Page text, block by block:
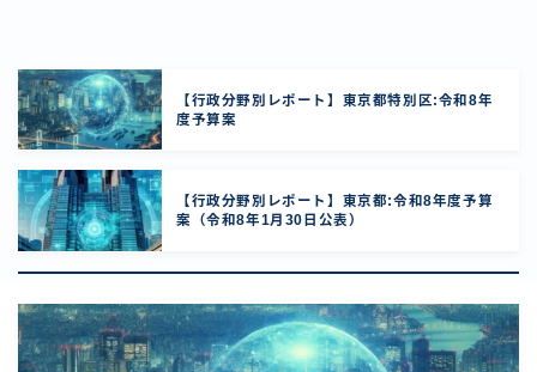
【行政分野別レポート】東京都特別区:令和8年
度予算案
【行政分野別レポート】東京都:令和8年度予算
案（令和8年1月30日公表）